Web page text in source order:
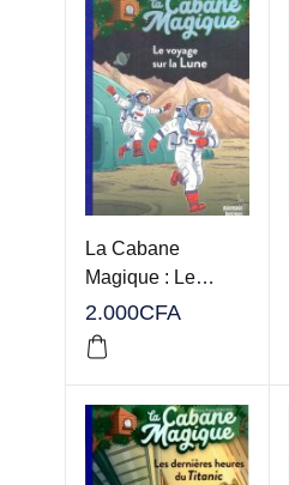
La Cabane
Magique : Le
voyage sur la Lune
2.000CFA